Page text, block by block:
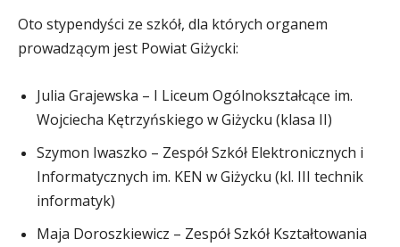
Oto stypendyści ze szkół, dla których organem
prowadzącym jest Powiat Giżycki:
Julia Grajewska – I Liceum Ogólnokształcące im.
Wojciecha Kętrzyńskiego w Giżycku (klasa II)
Szymon Iwaszko – Zespół Szkół Elektronicznych i
Informatycznych im. KEN w Giżycku (kl. III technik
informatyk)
Maja Doroszkiewicz – Zespół Szkół Kształtowania